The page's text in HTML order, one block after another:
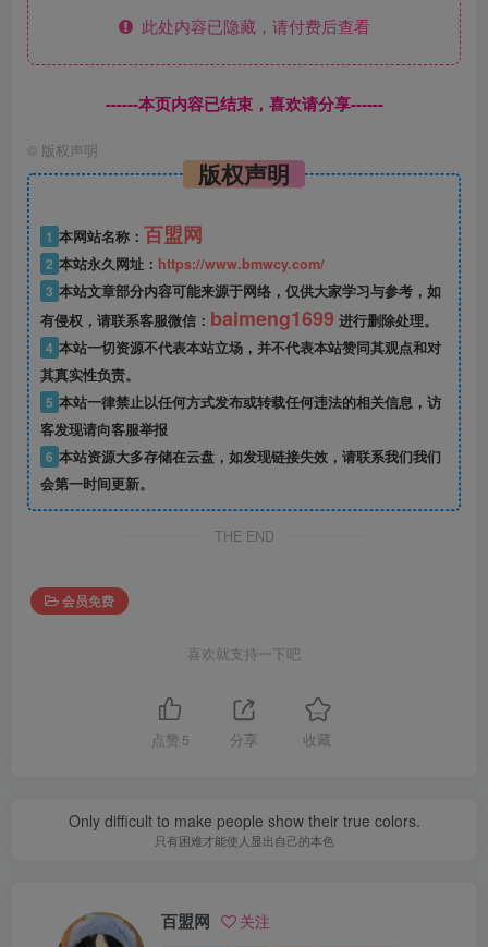
此处内容已隐藏，请付费后查看
------本页内容已结束，喜欢请分享------
© 版权声明
版权声明
1 本网站名称： 百盟网
2 本站永久网址： https://www.bmwcy.com/
3 本站文章部分内容可能来源于网络，仅供大家学习与参考，如
有侵权，请联系客服微信： baimeng1699 进行删除处理。
4 本站一切资源不代表本站立场，并不代表本站赞同其观点和对
其真实性负责。
5 本站一律禁止以任何方式发布或转载任何违法的相关信息，访
客发现请向客服举报
6 本站资源大多存储在云盘，如发现链接失效，请联系我们我们
会第一时间更新。
THE END
会员免费
喜欢就支持一下吧
点赞 5 分享 收藏
Only difficult to make people show their true colors.
只有困难才能使人显出自己的本色
百盟网 关注